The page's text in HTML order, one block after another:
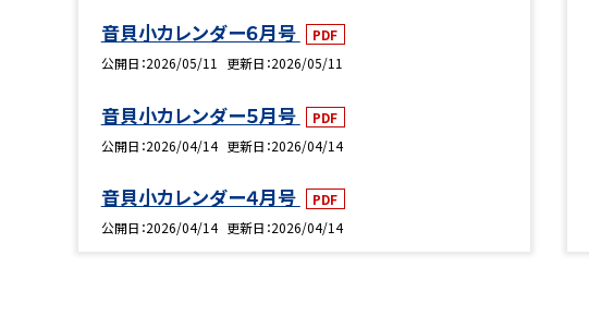
音貝小カレンダー６月号
PDF
公開日 2026/05/11 更新日 2026/05/11
音貝小カレンダー５月号
PDF
公開日 2026/04/14 更新日 2026/04/14
音貝小カレンダー４月号
PDF
公開日 2026/04/14 更新日 2026/04/14